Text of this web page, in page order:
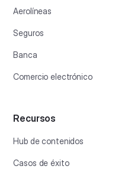
Aerolíneas
Seguros
Banca
Comercio electrónico
Recursos
Hub de contenidos
Casos de éxito